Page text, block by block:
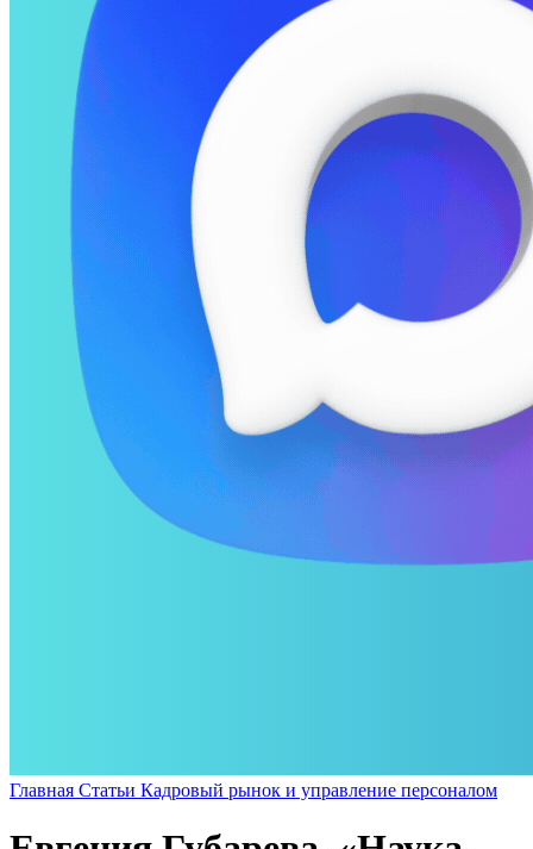
Главная Статьи Кадровый рынок и управление персоналом